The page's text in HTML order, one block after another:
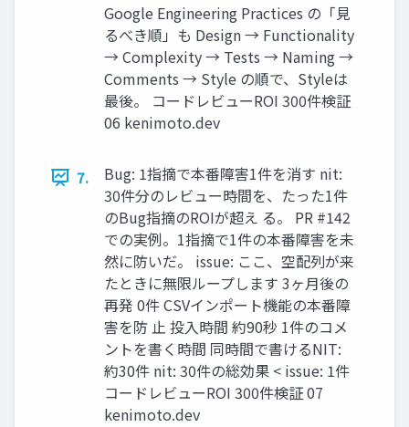
Google Engineering Practices の「見
るべき順」も Design → Functionality
→ Complexity → Tests → Naming →
Comments → Style の順で、Styleは
最後。 コードレビューROI 300件検証
06 kenimoto.dev
7.
Bug: 1指摘で本番障害1件を消す nit:
30件分のレビュー時間を、たった1件
のBug指摘のROIが超え る。 PR #142
での実例。1指摘で1件の本番障害を未
然に防いだ。 issue: ここ、空配列が来
たときに無限ループします 3ヶ月後の
再発 0件 CSVインポート機能の本番障
害を防 止 投入時間 約90秒 1件のコメ
ントを書く時間 同時間で書けるNIT:
約30件 nit: 30件の総効果 < issue: 1件
コードレビューROI 300件検証 07
kenimoto.dev